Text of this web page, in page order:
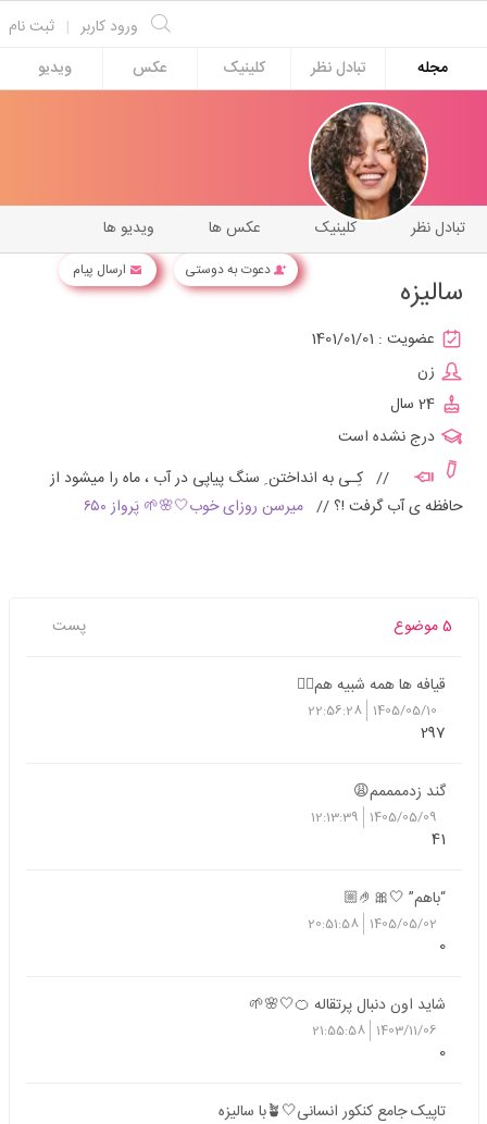
ثبت نام | ورود کاربر
مجله
تبادل نظر کلینیک عکس ویدیو
دعوت به دوستی ارسال پیام
ویدیو ها عکس ها کلینیک تبادل نظر
سالیزه
عضویت : 1401/01/01
زن
24 سال
درج نشده است
// کِـی به انداختن ِ سنگ پیاپی در آب ، ماه را میشود از
حافظه ی آب گرفت !؟ // میرسن روزای خوب🤍🌸🌱 پَرواز ۶۵۰
5 موضوع پست
قیافه ها همه شبیه هم😵‍💫
1405/05/10
22:56:28
297
گند زدممممم😩
1405/05/09
12:13:39
41
“باهم” 🤍🎀🤌🏼
1405/05/02
20:51:58
0
شاید اون دنبال پرتقاله 🍊🤍🌸🌱
1403/11/06
21:55:58
0
تاپیک جامع کنکور انسانی🤍🪴با سالیزه